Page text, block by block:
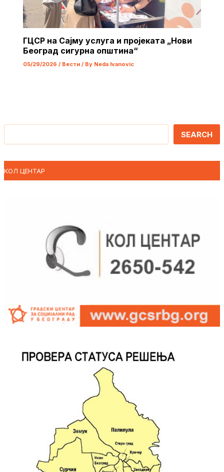
ГЦСР на Сајму услуга и пројеката „Нови
Београд сигурна општина“
05/29/2026 / Вести/ By Neda Ivanovic
Претрага
SEARCH
КОЛ ЦЕНТАР